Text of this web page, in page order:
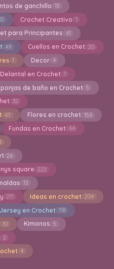
de ganchillo 15
Crochet Creativo 1
para Principantes 41
49 Cuellos en Crochet 20
1 Decor 4
Delantal en Crochet 1
de baño en Crochet 5
32
47 Flores en crochet 156
Fundas en Crochet 64
26
square 222
12
211 Ideas en crochet 204
Jersey en Crochet 118
10 Kimonos 5
2
4